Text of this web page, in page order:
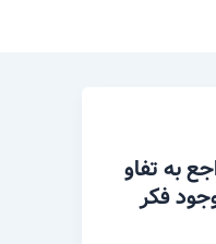
به تفاو
فکر